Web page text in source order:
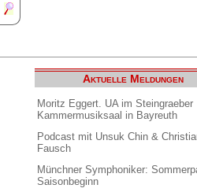
Aktuelle Meldungen
Moritz Eggert. UA im Steingraeber
Kammermusiksaal in Bayreuth
Podcast mit Unsuk Chin &
Fausch
Münchner Symphoniker:
Saisonbeginn